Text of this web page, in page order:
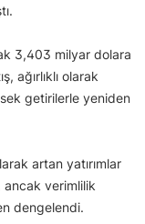
3,403 milyar dolara
ağırlıklı olarak
getirilerle yeniden
artan yatırımlar
ancak verimlilik
dengelendi.